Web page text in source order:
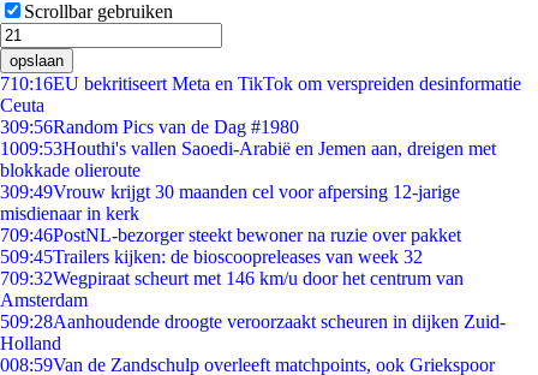
Scrollbar gebruiken
opslaan
710:16EU bekritiseert Meta en TikTok om verspreiden desinformatie
Ceuta
309:56Random Pics van de Dag #1980
1009:53Houthi's vallen Saoedi-Arabië en Jemen aan, dreigen met
blokkade olieroute
309:49Vrouw krijgt 30 maanden cel voor afpersing 12-jarige
misdienaar in kerk
709:46PostNL-bezorger steekt bewoner na ruzie over pakket
509:45Trailers kijken: de bioscoopreleases van week 32
709:32Wegpiraat scheurt met 146 km/u door het centrum van
Amsterdam
509:28Aanhoudende droogte veroorzaakt scheuren in dijken Zuid-
Holland
008:59Van de Zandschulp overleeft matchpoints, ook Griekspoor